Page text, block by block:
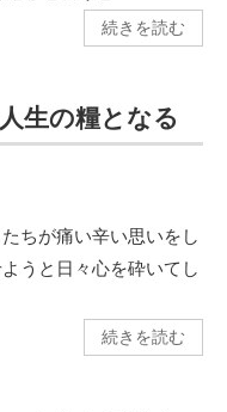
続きを読む
生の糧となる
ちが痛い辛い思いをし
うと日々心を砕いてし
続きを読む